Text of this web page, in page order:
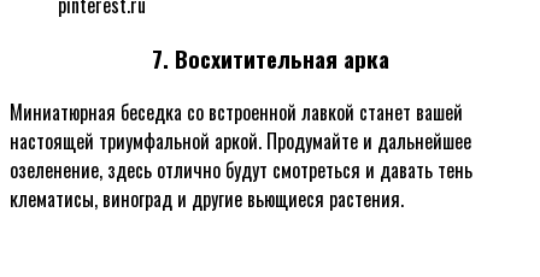
7. Восхитительная арка
Миниатюрная беседка со встроенной лавкой станет вашей
настоящей триумфальной аркой. Продумайте и дальнейшее
озеленение, здесь отлично будут смотреться и давать тень
клематисы, виноград и другие вьющиеся растения.